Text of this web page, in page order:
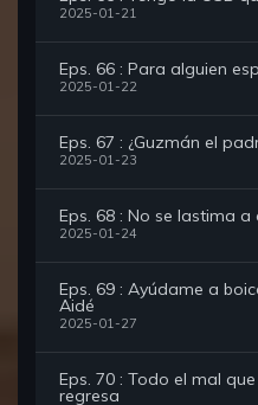
2025-01-21
Eps. 66 : Para alguien
2025-01-22
Eps. 67 : ¿Guzmán el
2025-01-23
Eps. 68 : No se lastima a
2025-01-24
Eps. 69 : Ayúdame a
Aidé
2025-01-27
Eps. 70 : Todo el mal
regresa